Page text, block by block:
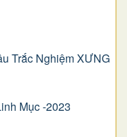
Trắc Nghiệm XƯNG
Mục -2023